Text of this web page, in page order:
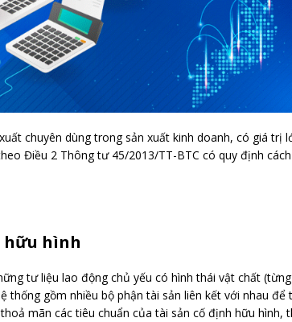
chuyên dùng trong sản xuất kinh doanh, có giá trị
Điều 2 Thông tư 45/2013/TT-BTC có quy định
hữu hình
tư liệu lao động chủ yếu có hình thái vật chất
thống gồm nhiều bộ phận tài sản liên kết với nhau để
mãn các tiêu chuẩn của tài sản cố định hữu hình,